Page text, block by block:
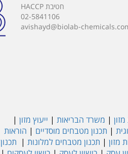
חטיבת HACCP
02-5841106
avishayd@biolab-
| משרד הבריאות | ייעוץ מזון |
| תכנון מטבחים מוסדיים | הוראות
מזון | תכנון מטבחים למלונות | תכנון